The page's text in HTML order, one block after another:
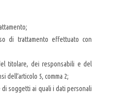
di trattamento effettuato con
titolare, dei responsabili e del
dell’articolo 5, comma 2;
soggetti ai quali i dati personali